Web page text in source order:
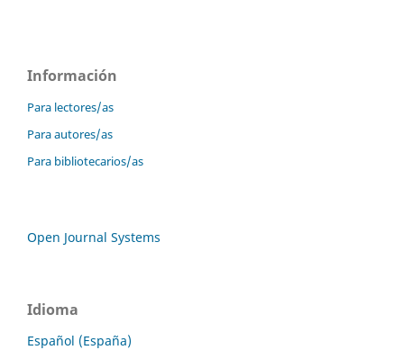
Información
Para lectores/as
Para autores/as
Para bibliotecarios/as
Open Journal Systems
Idioma
Español (España)